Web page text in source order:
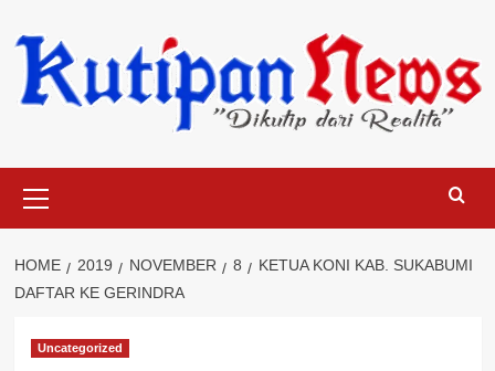
to
content
Menu
HOME 2019 NOVEMBER 8
KETUA KONI KAB. SUKABUMI
DAFTAR KE GERINDRA
Uncategorized